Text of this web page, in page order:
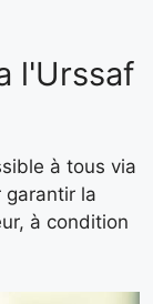
l'Urssaf
à tous via
garantir la
à condition